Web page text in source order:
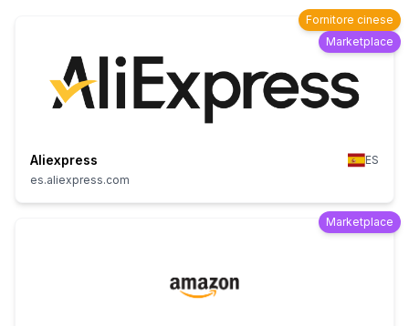
Fornitore cinese
Marketplace
Aliexpress
ES
es.aliexpress.com
Marketplace